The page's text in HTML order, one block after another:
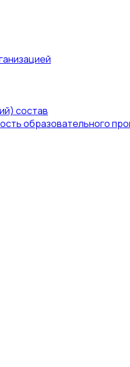
состав
образовательного